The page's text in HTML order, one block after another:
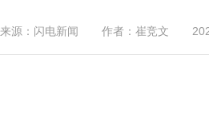
来源： 闪电新闻 作者： 崔竞文